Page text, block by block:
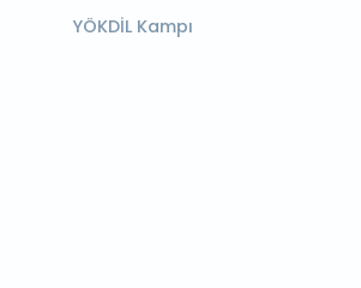
YÖKDİL Kampı